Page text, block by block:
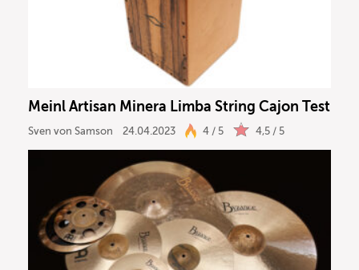
Meinl Artisan Minera Limba String Cajon Test
Sven von Samson 24.04.2023 4 / 5 4,5 / 5